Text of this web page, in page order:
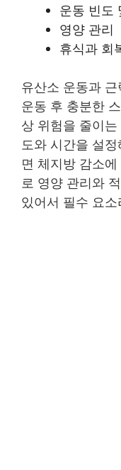
운동 빈도
영양 관리
휴식과 회
유산소 운동과
운동 후 충분한
상 위험을 줄이
도와 시간을 설
면 체지방 감소
로 영양 관리와
있어서 필수 요